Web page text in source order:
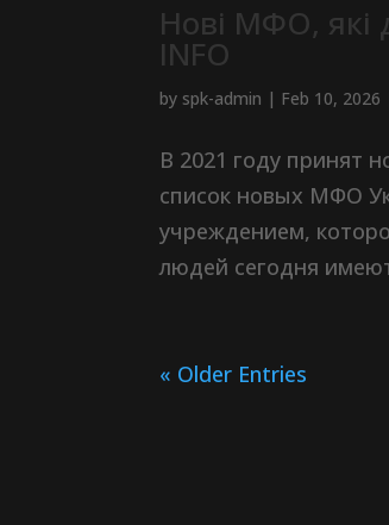
Нові МФО, які
INFO
by spk-admin | Feb 10, 2026
В 2021 году принят
список новых МФО
учреждением,
людей сегодня
« Older Entries